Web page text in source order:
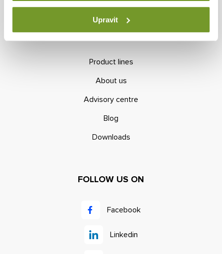
Upravit
WORKSHOP FURNITURE
Product lines
About us
Advisory centre
Blog
Downloads
FOLLOW US ON
Facebook
Linkedin